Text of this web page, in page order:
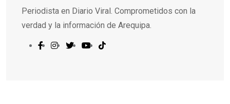
Periodista en Diario Viral. Comprometidos con la
verdad y la información de Arequipa.